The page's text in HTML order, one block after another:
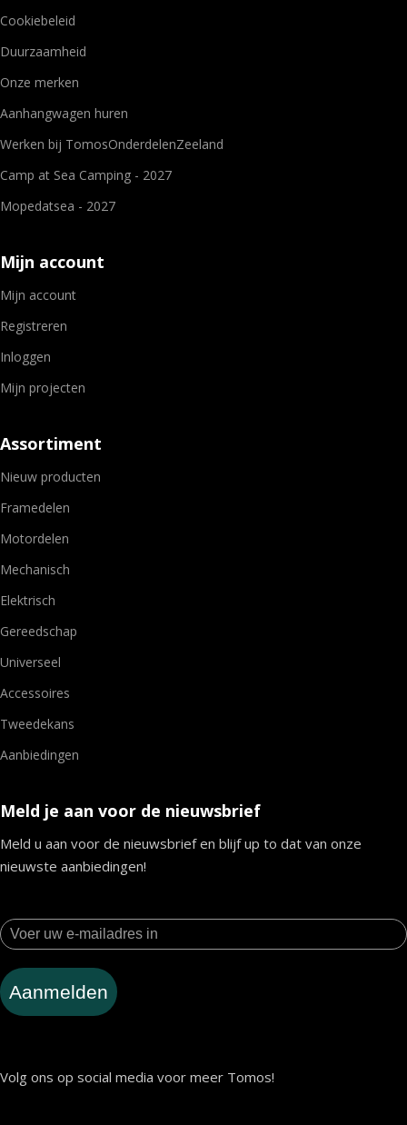
Cookiebeleid
Duurzaamheid
Onze merken
Aanhangwagen huren
Werken bij TomosOnderdelenZeeland
Camp at Sea Camping - 2027
Mopedatsea - 2027
Mijn account
Mijn account
Registreren
Inloggen
Mijn projecten
Assortiment
Nieuw producten
Framedelen
Motordelen
Mechanisch
Elektrisch
Gereedschap
Universeel
Accessoires
Tweedekans
Aanbiedingen
Meld je aan voor de nieuwsbrief
Meld u aan voor de nieuwsbrief en blijf up to dat van onze
nieuwste aanbiedingen!
Aanmelden
Volg ons op social media voor meer Tomos!